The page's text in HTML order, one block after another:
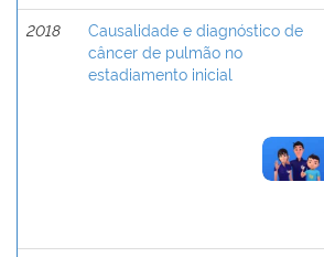
2018
Causalidade e diagnóstico de
câncer de pulmão no
estadiamento inicial